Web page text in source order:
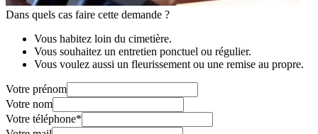
Dans quels cas faire cette demande ?
Vous habitez loin du cimetière.
Vous souhaitez un entretien ponctuel ou régulier.
Vous voulez aussi un fleurissement ou une remise au propre.
Votre prénom
Votre nom
Votre téléphone*